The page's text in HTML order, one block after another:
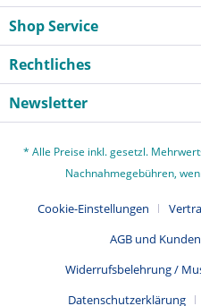
Shop Service
Rechtliches
Newsletter
* Alle Preise inkl. gesetzl.
Nachnahmegebühren,
Cookie-Einstellungen
AGB und
Widerrufsbelehrung /
Datenschutzerklärung